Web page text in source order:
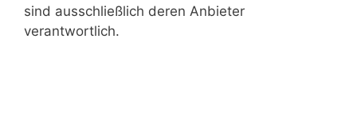
sind ausschließlich deren Anbieter
verantwortlich.